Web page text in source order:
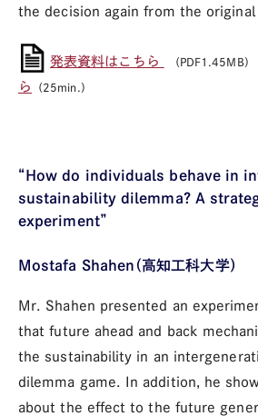
the decision again from the
発表資料はこちら （PDF1.45MB）
ら
（25min.）
“How do individuals behave in
sustainability dilemma? A
experiment”
Mostafa Shahen（高知工科大学）
Mr. Shahen presented an
that future ahead and back
the sustainability in an
dilemma game. In addition, he
about the effect to the future